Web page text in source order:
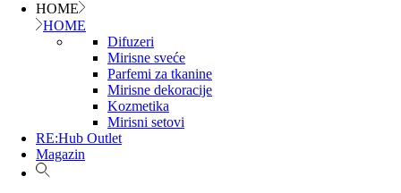
HOME
HOME
Difuzeri
Mirisne sveće
Parfemi za tkanine
Mirisne dekoracije
Kozmetika
Mirisni setovi
RE:Hub Outlet
Magazin